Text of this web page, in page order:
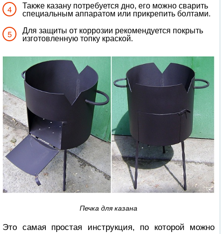
Также казану потребуется дно, его можно сварить
специальным аппаратом или прикрепить болтами.
Для защиты от коррозии рекомендуется покрыть
изготовленную топку краской.
Печка для казана
Это самая простая инструкция, по которой можно